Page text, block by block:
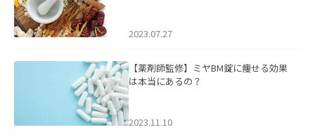
2023.07.27
【薬剤師監修】ミヤBM錠に痩せる効果
は本当にあるの？
2023.11.10